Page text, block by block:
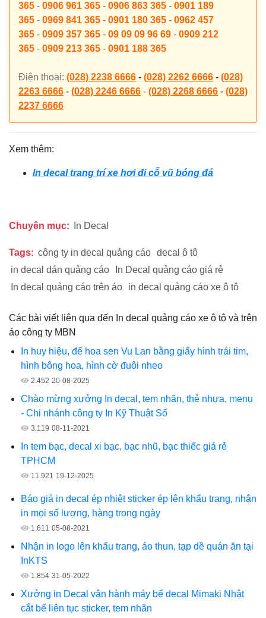
365 - 0906 961 365 - 0906 863 365 - 0901 189
365 - 0969 841 365 - 0901 180 365 - 0962 457
365 - 0909 357 365 - 09 09 09 96 69 - 0909 212
365 - 0909 213 365 - 0901 188 365
Điện thoại: (028) 2238 6666 - (028) 2262 6666 - (028)
2263 6666 - (028) 2246 6666 - (028) 2268 6666 - (028)
2237 6666
Xem thêm:
In decal trang trí xe hơi đi cỗ vũ bóng đá
Chuyên mục: In Decal
Tags: công ty in decal quảng cáo decal ô tô
in decal dán quảng cáo
In Decal quảng cáo giá rẻ
In decal quảng cáo trên áo
in decal quảng cáo xe ô tô
Các bài viết liên qua đến In decal quảng cáo xe ô tô và trên
áo công ty MBN
In huy hiệu, đế hoa sen Vu Lan bằng giấy hình trái tim,
hình bông hoa, hình cờ đuôi nheo
2.452 20-08-2025
Chào mừng xưởng In decal, tem nhãn, thẻ nhựa, menu
- Chi nhánh công ty In Kỹ Thuật Số
3.119 08-11-2021
In tem bạc, decal xi bạc, bạc nhũ, bạc thiếc giá rẻ
TPHCM
11.921 19-12-2025
Báo giá in decal ép nhiệt sticker ép lên khẩu trang, nhận
in mọi số lượng, hàng trong ngày
1.611 05-08-2021
Nhận in logo lên khẩu trang, áo thun, tạp dề quán ăn tại
InKTS
1.854 31-05-2022
Xưởng in Decal vận hành máy bế decal Mimaki Nhật
cắt bế liên tục sticker, tem nhãn